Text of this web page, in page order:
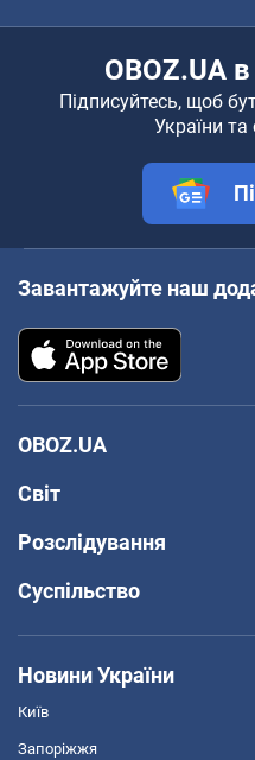
OBOZ.UA
Підписуйтесь, щоб
України та
Завантажуйте наш
OBOZ.UA
Світ
Розслідування
Суспільство
Новини України
Київ
Запоріжжя